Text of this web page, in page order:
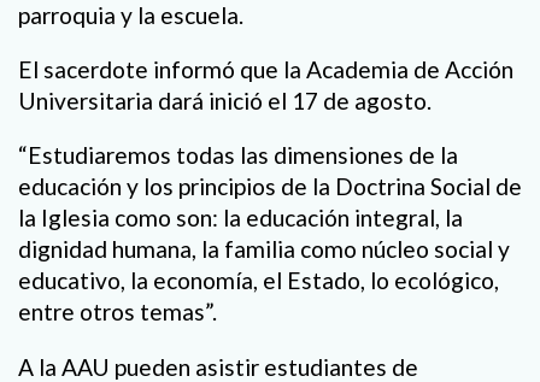
parroquia y la escuela.
El sacerdote informó que la Academia de Acción
Universitaria dará inició el 17 de agosto.
“Estudiaremos todas las dimensiones de la
educación y los principios de la Doctrina Social de
la Iglesia como son: la educación integral, la
dignidad humana, la familia como núcleo social y
educativo, la economía, el Estado, lo ecológico,
entre otros temas”.
A la AAU pueden asistir estudiantes de